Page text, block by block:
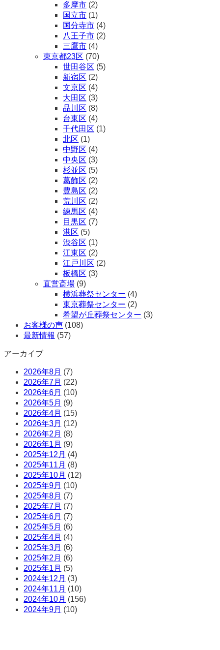
多摩市 (2)
国立市 (1)
国分寺市 (4)
八王子市 (2)
三鷹市 (4)
東京都23区 (70)
世田谷区 (5)
新宿区 (2)
文京区 (4)
大田区 (3)
品川区 (8)
台東区 (4)
千代田区 (1)
北区 (1)
中野区 (4)
中央区 (3)
杉並区 (5)
葛飾区 (2)
豊島区 (2)
荒川区 (2)
練馬区 (4)
目黒区 (7)
港区 (5)
渋谷区 (1)
江東区 (2)
江戸川区 (2)
板橋区 (3)
直営斎場 (9)
横浜葬祭センター (4)
東京葬祭センター (2)
希望が丘葬祭センター (3)
お客様の声 (108)
最新情報 (57)
アーカイブ
2026年8月 (7)
2026年7月 (22)
2026年6月 (10)
2026年5月 (9)
2026年4月 (15)
2026年3月 (12)
2026年2月 (8)
2026年1月 (9)
2025年12月 (4)
2025年11月 (8)
2025年10月 (12)
2025年9月 (10)
2025年8月 (7)
2025年7月 (7)
2025年6月 (7)
2025年5月 (6)
2025年4月 (4)
2025年3月 (6)
2025年2月 (6)
2025年1月 (5)
2024年12月 (3)
2024年11月 (10)
2024年10月 (156)
2024年9月 (10)